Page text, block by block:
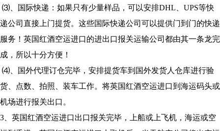
⑶、国际快递：如果只有少量样品，可以安排DHL、UPS等快
递公司直接上门提货。这些国际快递公司可以提供门到门的快递
服务！英国红酒空运进口的进出口报关运输公司都由其一条龙完
成，所以十分方便！
⑷、国外代理订仓完毕，安排提货车到国外发货人仓库进行验
货、点数、拍照、装车工作。将英国红酒空运进口到海运码头或
机场进行报关出口。
3、英国红酒空运进口出口报关完毕，上船或上飞机，海运或空